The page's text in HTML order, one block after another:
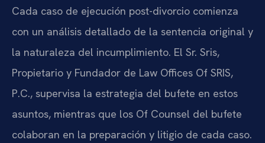
Cada caso de ejecución post-divorcio comienza
con un análisis detallado de la sentencia original y
la naturaleza del incumplimiento. El Sr. Sris,
Propietario y Fundador de Law Offices Of SRIS,
P.C., supervisa la estrategia del bufete en estos
asuntos, mientras que los Of Counsel del bufete
colaboran en la preparación y litigio de cada caso.